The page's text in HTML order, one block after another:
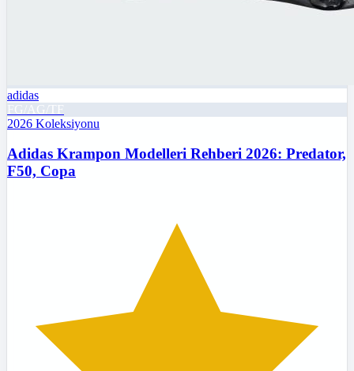
adidas
FG/AG/TF
2026 Koleksiyonu
Adidas Krampon Modelleri Rehberi 2026: Predator,
F50, Copa